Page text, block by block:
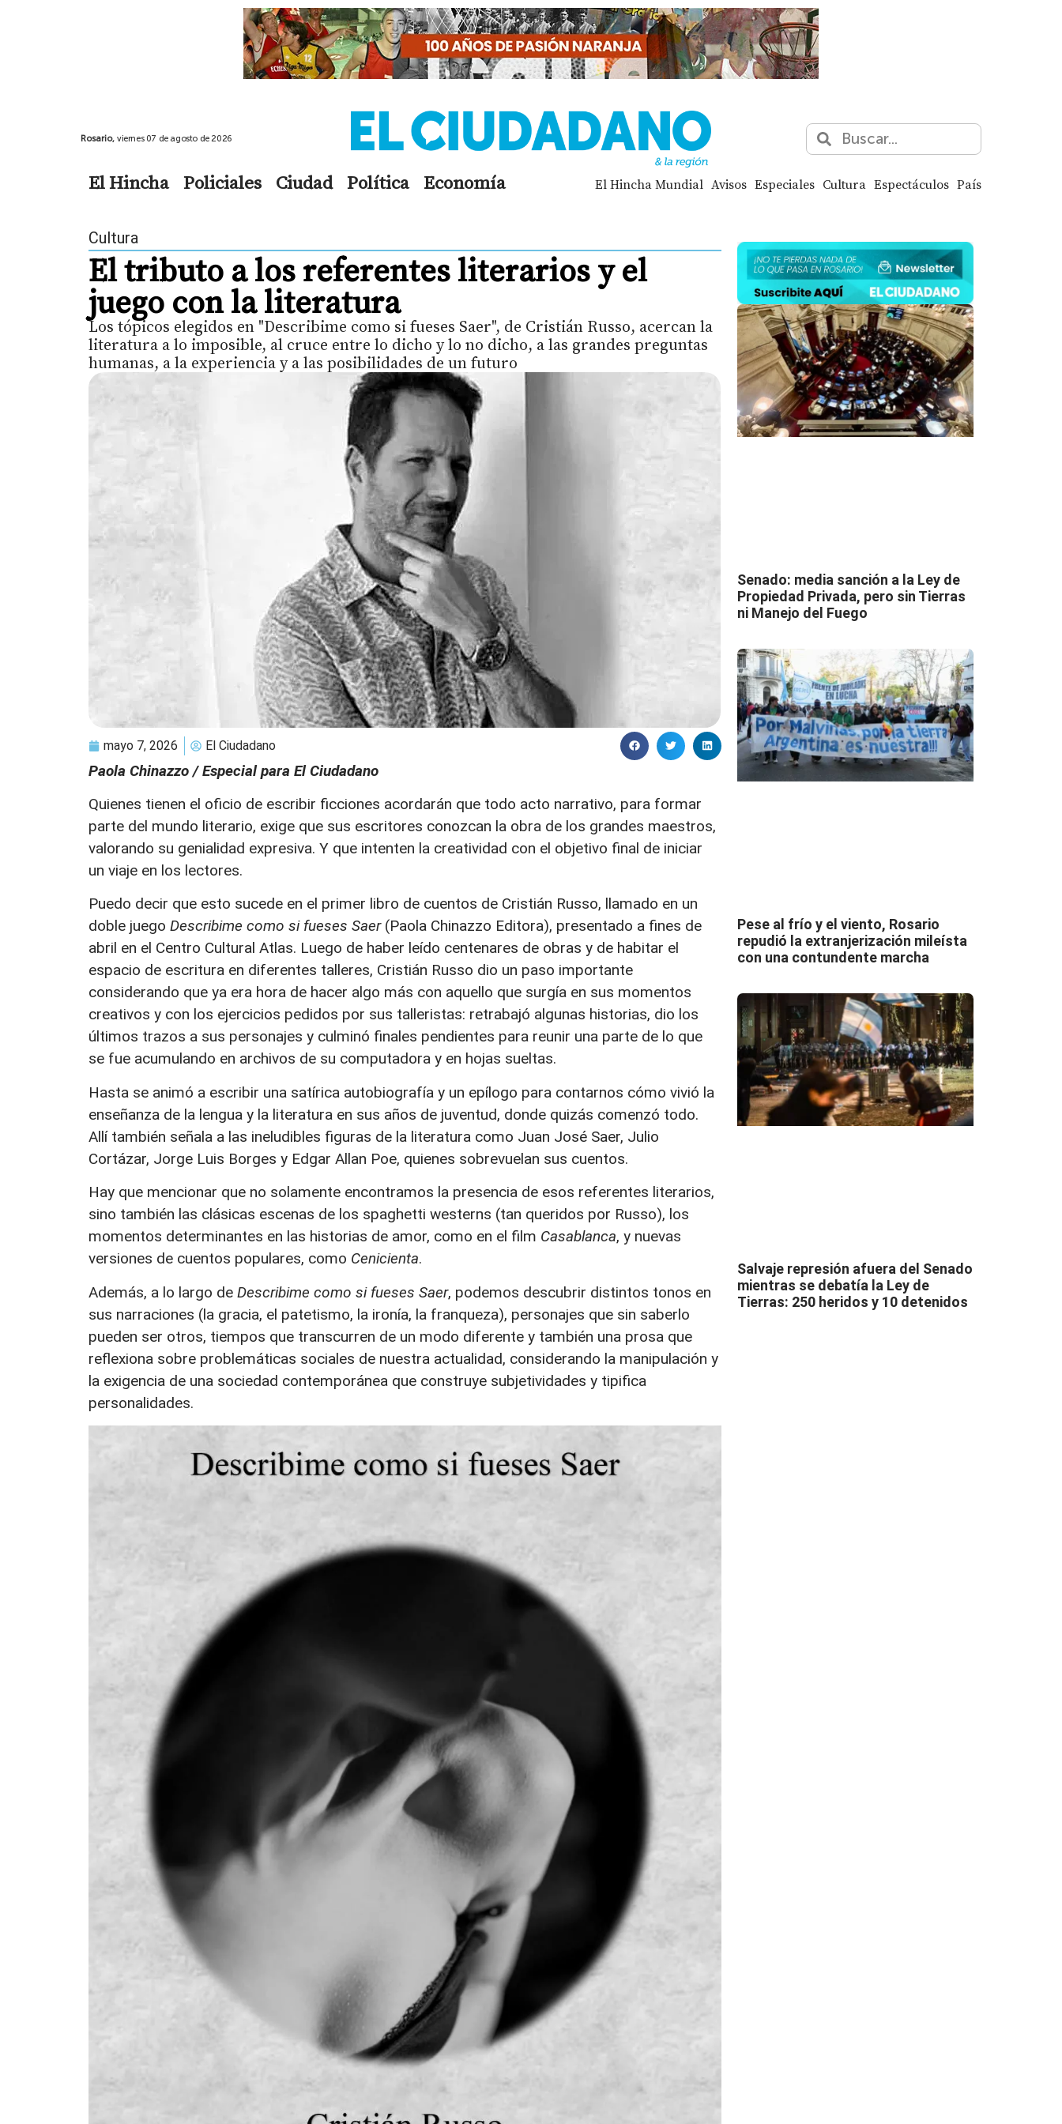
Rosario, viernes 07 de agosto de 2026
El Hincha Policiales Ciudad Política Economía El Hincha Mundial Avisos Especiales Cultura Espectáculos País
Cultura
El tributo a los referentes literarios y el
juego con la literatura
Los tópicos elegidos en "Describime como si fueses Saer", de Cristián Russo, acercan la
literatura a lo imposible, al cruce entre lo dicho y lo no dicho, a las grandes preguntas
humanas, a la experiencia y a las posibilidades de un futuro
mayo 7, 2026 El Ciudadano
Paola Chinazzo / Especial para El Ciudadano
Quienes tienen el oficio de escribir ficciones acordarán que todo acto narrativo, para formar
parte del mundo literario, exige que sus escritores conozcan la obra de los grandes maestros,
valorando su genialidad expresiva. Y que intenten la creatividad con el objetivo final de iniciar
un viaje en los lectores.
Puedo decir que esto sucede en el primer libro de cuentos de Cristián Russo, llamado en un
doble juego Describime como si fueses Saer(Paola Chinazzo Editora), presentado a fines de
abril en el Centro Cultural Atlas. Luego de haber leído centenares de obras y de habitar el
espacio de escritura en diferentes talleres, Cristián Russo dio un paso importante
considerando que ya era hora de hacer algo más con aquello que surgía en sus momentos
creativos y con los ejercicios pedidos por sus talleristas: retrabajó algunas historias, dio los
últimos trazos a sus personajes y culminó finales pendientes para reunir una parte de lo que
se fue acumulando en archivos de su computadora y en hojas sueltas.
Hasta se animó a escribir una satírica autobiografía y un epílogo para contarnos cómo vivió la
enseñanza de la lengua y la literatura en sus años de juventud, donde quizás comenzó todo.
Allí también señala a las ineludibles figuras de la literatura como Juan José Saer, Julio
Cortázar, Jorge Luis Borges y Edgar Allan Poe, quienes sobrevuelan sus cuentos.
Hay que mencionar que no solamente encontramos la presencia de esos referentes literarios,
sino también las clásicas escenas de los spaghetti westerns (tan queridos por Russo), los
momentos determinantes en las historias de amor, como en el film Casablanca, y nuevas
versiones de cuentos populares, como Cenicienta.
Además, a lo largo de Describime como si fueses Saer, podemos descubrir distintos tonos en
sus narraciones (la gracia, el patetismo, la ironía, la franqueza), personajes que sin saberlo
pueden ser otros, tiempos que transcurren de un modo diferente y también una prosa que
reflexiona sobre problemáticas sociales de nuestra actualidad, considerando la manipulación y
la exigencia de una sociedad contemporánea que construye subjetividades y tipifica
personalidades.
Senado: media sanción a la Ley de
Propiedad Privada, pero sin Tierras
ni Manejo del Fuego
Pese al frío y el viento, Rosario
repudió la extranjerización mileísta
con una contundente marcha
Salvaje represión afuera del Senado
mientras se debatía la Ley de
Tierras: 250 heridos y 10 detenidos